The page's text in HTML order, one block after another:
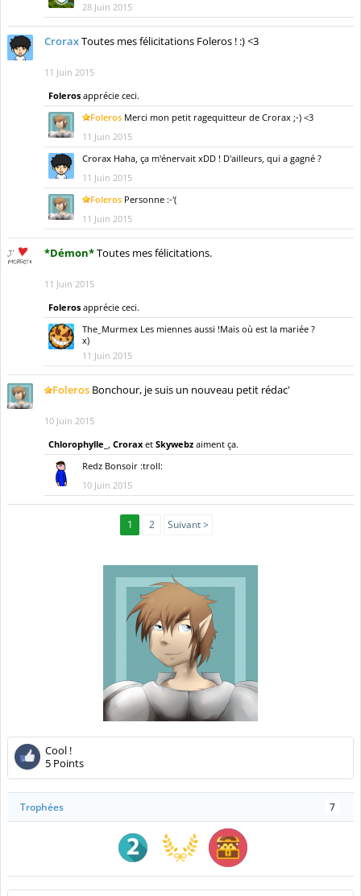
Cool !
5 Points
Trophées 7
28 Juin 2015
CroraxToutes mes félicitations Foleros ! :) <3
11 Juin 2015
Foleros apprécie ceci.
Foleros Merci mon petit ragequitteur de Crorax ;-) <3
11 Juin 2015
Crorax Haha, ça m'énervait xDD ! D'ailleurs, qui a gagné ?
11 Juin 2015
Foleros Personne :-'(
11 Juin 2015
*Démon*Toutes mes félicitations.
11 Juin 2015
Foleros apprécie ceci.
The_Murmex Les miennes aussi !Mais où est la mariée ?
x)
11 Juin 2015
Foleros Bonchour, je suis un nouveau petit rédac'
10 Juin 2015
Chlorophylle_ , Crorax et Skywebz aiment ça.
Redz Bonsoir :troll:
10 Juin 2015
1 2 Suivant >